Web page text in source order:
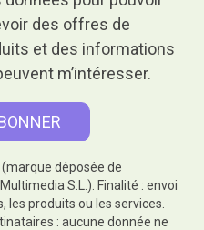
des offres de
et des informations
m’intéresser.
déposée de
S.L.). Finalité : envoi
produits ou les services.
: aucune donnée ne